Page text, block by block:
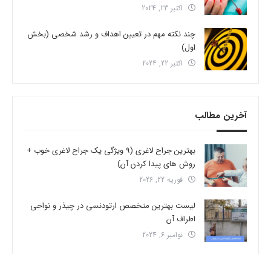
اکتبر 23, 2024
چند نکته مهم در تعیین اهداف و رشد شخصی (بخش
اول)
اکتبر 22, 2024
آخرین مطالب
بهترین جراح لاغری (9 ویژگی یک جراح لاغری خوب +
روش های پیدا کردن آن)
فوریه 22, 2026
لیست بهترین متخصص ارتودنسی در چیذر و نواحی
اطراف آن
نوامبر 6, 2024